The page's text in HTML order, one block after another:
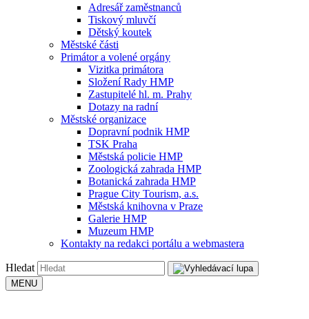
Adresář zaměstnanců
Tiskový mluvčí
Dětský koutek
Městské části
Primátor a volené orgány
Vizitka primátora
Složení Rady HMP
Zastupitelé hl. m. Prahy
Dotazy na radní
Městské organizace
Dopravní podnik HMP
TSK Praha
Městská policie HMP
Zoologická zahrada HMP
Botanická zahrada HMP
Prague City Tourism, a.s.
Městská knihovna v Praze
Galerie HMP
Muzeum HMP
Kontakty na redakci portálu a webmastera
Hledat
MENU